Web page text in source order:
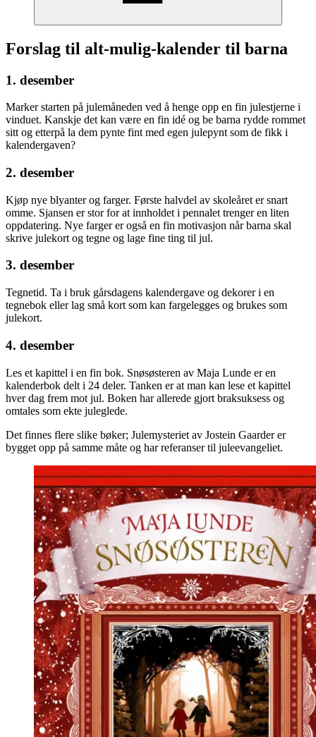
Forslag til alt-mulig-kalender til barna
1. desember
Marker starten på julemåneden ved å henge opp en fin julestjerne i
vinduet. Kanskje det kan være en fin idé og be barna rydde rommet
sitt og etterpå la dem pynte fint med egen julepynt som de fikk i
kalendergaven?
2. desember
Kjøp nye blyanter og farger. Første halvdel av skoleåret er snart
omme. Sjansen er stor for at innholdet i pennalet trenger en liten
oppdatering. Nye farger er også en fin motivasjon når barna skal
skrive julekort og tegne og lage fine ting til jul.
3. desember
Tegnetid. Ta i bruk gårsdagens kalendergave og dekorer i en
tegnebok eller lag små kort som kan fargelegges og brukes som
julekort.
4. desember
Les et kapittel i en fin bok. Snøsøsteren av Maja Lunde er en
kalenderbok delt i 24 deler. Tanken er at man kan lese et kapittel
hver dag frem mot jul. Boken har allerede gjort braksuksess og
omtales som ekte juleglede.
Det finnes flere slike bøker; Julemysteriet av Jostein Gaarder er
bygget opp på samme måte og har referanser til juleevangeliet.